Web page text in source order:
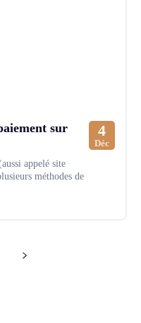
sur
4
Déc
appelé site
méthodes de